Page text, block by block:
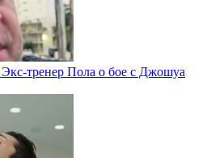
тренер Пола о бое с Джошуа